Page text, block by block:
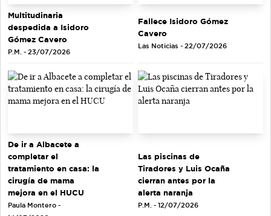
Multitudinaria
despedida a Isidoro
Gómez Cavero
P.M. - 23/07/2026
Fallece Isidoro Gómez
Cavero
Las Noticias - 22/07/2026
De ir a Albacete a
completar el
tratamiento en casa: la
cirugía de mama
mejora en el HUCU
Paula Montero -
Las piscinas de
Tiradores y Luis Ocaña
cierran antes por la
alerta naranja
P.M. - 12/07/2026